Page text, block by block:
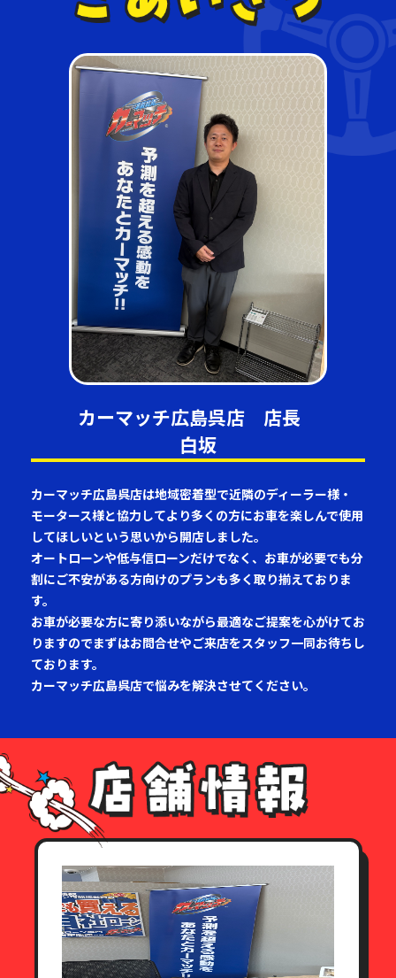
カーマッチ広島呉店 店長
白坂
カーマッチ広島呉店は地域密着型で近隣のディーラー様・
モータース様と協力してより多くの方にお車を楽しんで使用
してほしいという思いから開店しました。
オートローンや低与信ローンだけでなく、お車が必要でも分
割にご不安がある方向けのプランも多く取り揃えておりま
す。
お車が必要な方に寄り添いながら最適なご提案を心がけてお
りますのでまずはお問合せやご来店をスタッフ一同お待ちし
ております。
カーマッチ広島呉店で悩みを解決させてください。